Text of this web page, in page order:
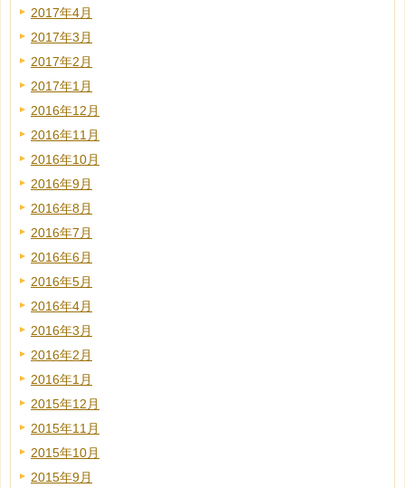
2017年4月
2017年3月
2017年2月
2017年1月
2016年12月
2016年11月
2016年10月
2016年9月
2016年8月
2016年7月
2016年6月
2016年5月
2016年4月
2016年3月
2016年2月
2016年1月
2015年12月
2015年11月
2015年10月
2015年9月